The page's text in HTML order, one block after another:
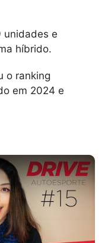
unidades e
híbrido.
o ranking
em 2024 e